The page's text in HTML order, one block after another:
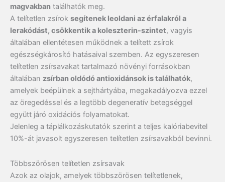
magvakban találhatók meg.
A telítetlen zsírok segítenek leoldani az érfalakról a
lerakódást, csökkentik a koleszterin-szintet, vagyis
általában ellentétesen működnek a telített zsírok
egészségkárosító hatásaival szemben. Az egyszeresen
telítetlen zsírsavakat tartalmazó növényi forrásokban
általában zsírban oldódó antioxidánsok is találhatók,
amelyek beépülnek a sejthártyába, megakadályozva ezzel
az öregedéssel és a legtöbb degeneratív betegséggel
együtt járó oxidációs folyamatokat.
Jelenleg a táplálkozáskutatók szerint a teljes kalóriabevitel
10%-át javasolt egyszeresen telítetlen zsírsavakból bevinni.
Többszörösen telítetlen zsírsavak
Azok az olajok, amelyek többszörösen telítetlenek,